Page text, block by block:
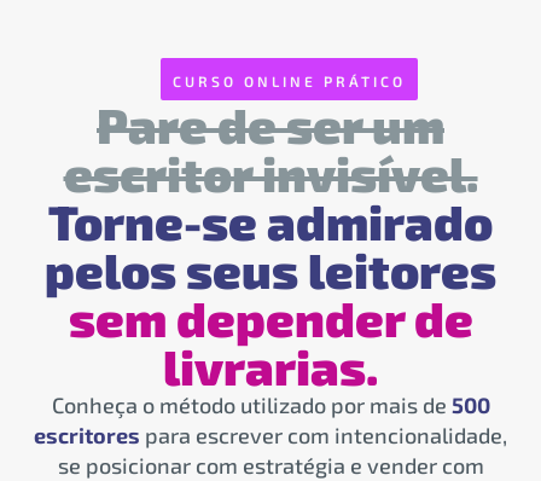
CURSO ONLINE PRÁTICO
Pare de ser um
escritor invisível.
Torne-se admirado
pelos seus leitores
sem depender de
livrarias.
Conheça o método utilizado por mais de 500
escritores para escrever com intencionalidade,
se posicionar com estratégia e vender com